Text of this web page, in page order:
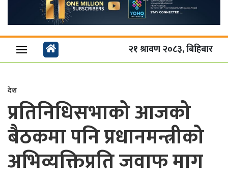
२१ श्रावण २०८३, बिहिबार
देश
प्रतिनिधिसभाको आजको
बैठकमा पनि प्रधानमन्त्रीको
अभिव्यक्तिप्रति जवाफ माग